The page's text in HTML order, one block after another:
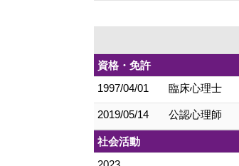
資格・免許
1997/04/01
臨床心理士
2019/05/14 公認心理師
社会活動